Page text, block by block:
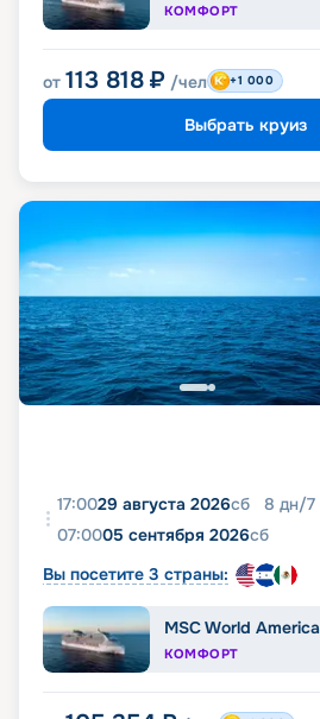
КОМФОРТ
от 113 818 ₽ /чел +1 000
Выбрать круиз
17:0029 августа 2026сб 8 дн/7
07:0005 сентября 2026сб
Вы посетите 3 страны:
MSC World America
КОМФОРТ